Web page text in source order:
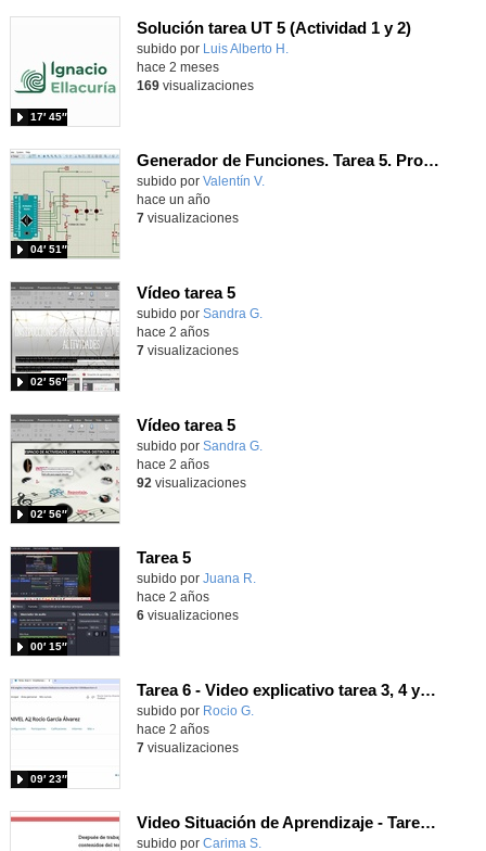
Solución tarea UT 5 (Actividad 1 y 2)
Contenido educativo.
subido por Luis Alberto H.
17′ 45″
hace 2 meses
169visualizaciones
Generador de Funciones. Tarea 5. Programación del encoder rotativo (II)
Contenido educativo.
subido por Valentín V.
04′ 51″
hace un año
7visualizaciones
Vídeo tarea 5
Contenido educativo.
subido por Sandra G.
02′ 56″
hace 2 años
7visualizaciones
Vídeo tarea 5
Contenido educativo.
subido por Sandra G.
02′ 56″
hace 2 años
92 visualizaciones
Tarea 5
Contenido educativo.
subido por Juana R.
00′ 15″
hace 2 años
6visualizaciones
Tarea 6 - Video explicativo tarea 3, 4 y 5 Rocío García
Contenido educativo.
subido por Rocio G.
09′ 23″
hace 2 años
7visualizaciones
Video Situación de Aprendizaje - Tarea 5
Contenido educativo.
subido por Carima S.